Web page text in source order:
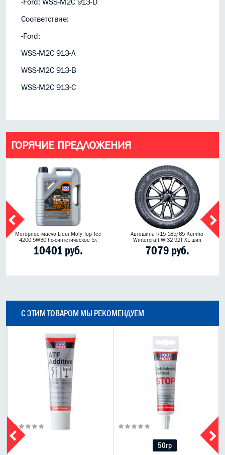
Соответствие:
-Ford:
WSS-M2C 913-A
WSS-M2C 913-B
WSS-M2C 913-C
ГОРЯЧИЕ ПРЕДЛОЖЕНИЯ
Моторное масло Liqui Moly Top Tec
4200 5W30 hc-синтетическое 5л
10401 руб.
Автошина R15 185/65 Kumho
Wintercraft WI32 92T XL шип
7079 руб.
С ЭТИМ ТОВАРОМ МЫ РЕКОМЕНДУЕМ
50гр